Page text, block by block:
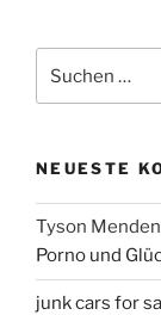
nach:
NEUESTE
Tyson
Porno und
junk cars for